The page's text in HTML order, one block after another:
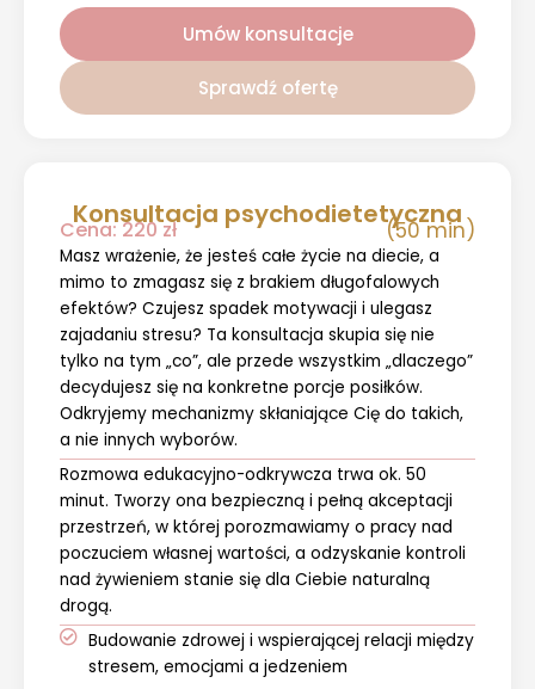
Umów konsultacje
Sprawdź ofertę
Konsultacja psychodietetyczna
Cena: 220 zł (50 min)
Masz wrażenie, że jesteś całe życie na diecie, a
mimo to zmagasz się z brakiem długofalowych
efektów? Czujesz spadek motywacji i ulegasz
zajadaniu stresu? Ta konsultacja skupia się nie
tylko na tym „co”, ale przede wszystkim „dlaczego”
decydujesz się na konkretne porcje posiłków.
Odkryjemy mechanizmy skłaniające Cię do takich,
a nie innych wyborów.
Rozmowa edukacyjno-odkrywcza trwa ok. 50
minut. Tworzy ona bezpieczną i pełną akceptacji
przestrzeń, w której porozmawiamy o pracy nad
poczuciem własnej wartości, a odzyskanie kontroli
nad żywieniem stanie się dla Ciebie naturalną
drogą.
Budowanie zdrowej i wspierającej relacji między
stresem, emocjami a jedzeniem